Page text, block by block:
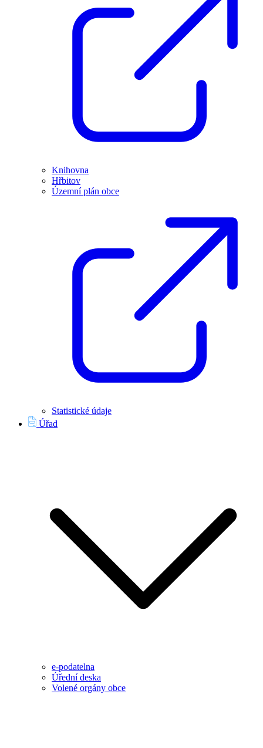
Knihovna
Hřbitov
Územní plán obce
Statistické údaje
Úřad
e-podatelna
Úřední deska
Volené orgány obce